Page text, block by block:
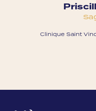
Clinique Saint